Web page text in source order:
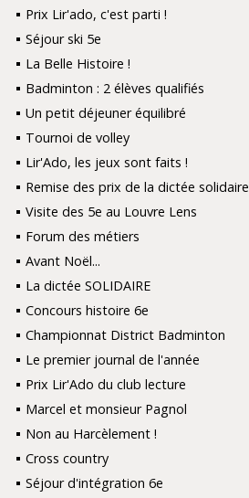
Prix Lir'ado, c'est parti !
Séjour ski 5e
La Belle Histoire !
Badminton : 2 élèves qualifiés
Un petit déjeuner équilibré
Tournoi de volley
Lir'Ado, les jeux sont faits !
Remise des prix de la dictée solidaire
Visite des 5e au Louvre Lens
Forum des métiers
Avant Noël...
La dictée SOLIDAIRE
Concours histoire 6e
Championnat District Badminton
Le premier journal de l'année
Prix Lir'Ado du club lecture
Marcel et monsieur Pagnol
Non au Harcèlement !
Cross country
Séjour d'intégration 6e